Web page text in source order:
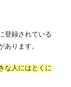
登録されている
ります。
な人にはとくに